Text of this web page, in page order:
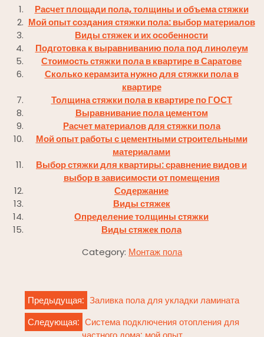
Расчет площади пола, толщины и объема стяжки
Мой опыт создания стяжки пола: выбор материалов
Виды стяжек и их особенности
Подготовка к выравниванию пола под линолеум
Стоимость стяжки пола в квартире в Саратове
Сколько керамзита нужно для стяжки пола в
квартире
Толщина стяжки пола в квартире по ГОСТ
Выравнивание пола цементом
Расчет материалов для стяжки пола
Мой опыт работы с цементными строительными
материалами
Выбор стяжки для квартиры: сравнение видов и
выбор в зависимости от помещения
Содержание
Виды стяжек
Определение толщины стяжки
Виды стяжек пола
Category: Монтаж пола
Навигация
записям
Предыдущая: Заливка пола для укладки ламината
Следующая: Система подключения отопления для